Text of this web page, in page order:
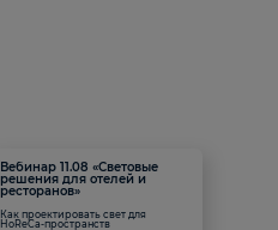
Вебинар 11.08 «Световые
решения для отелей и
ресторанов»
Как проектировать свет для
HoReCa-пространств